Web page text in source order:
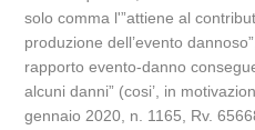
solo comma l'”attiene al
produzione dell’evento
rapporto evento-danno
alcuni danni” (cosi’, in
gennaio 2020, n. 1165, Rv.